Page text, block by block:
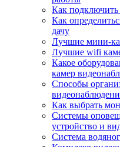
Как
Как
дачу
Лучшие мини-
Лучшие wifi
Какое
камер
Способы
Как выбрать
Системы
устройство и
Система